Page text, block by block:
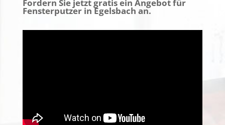
Fordern Sie jetzt gratis ein Angebot für
Fensterputzer in Egelsbach an.